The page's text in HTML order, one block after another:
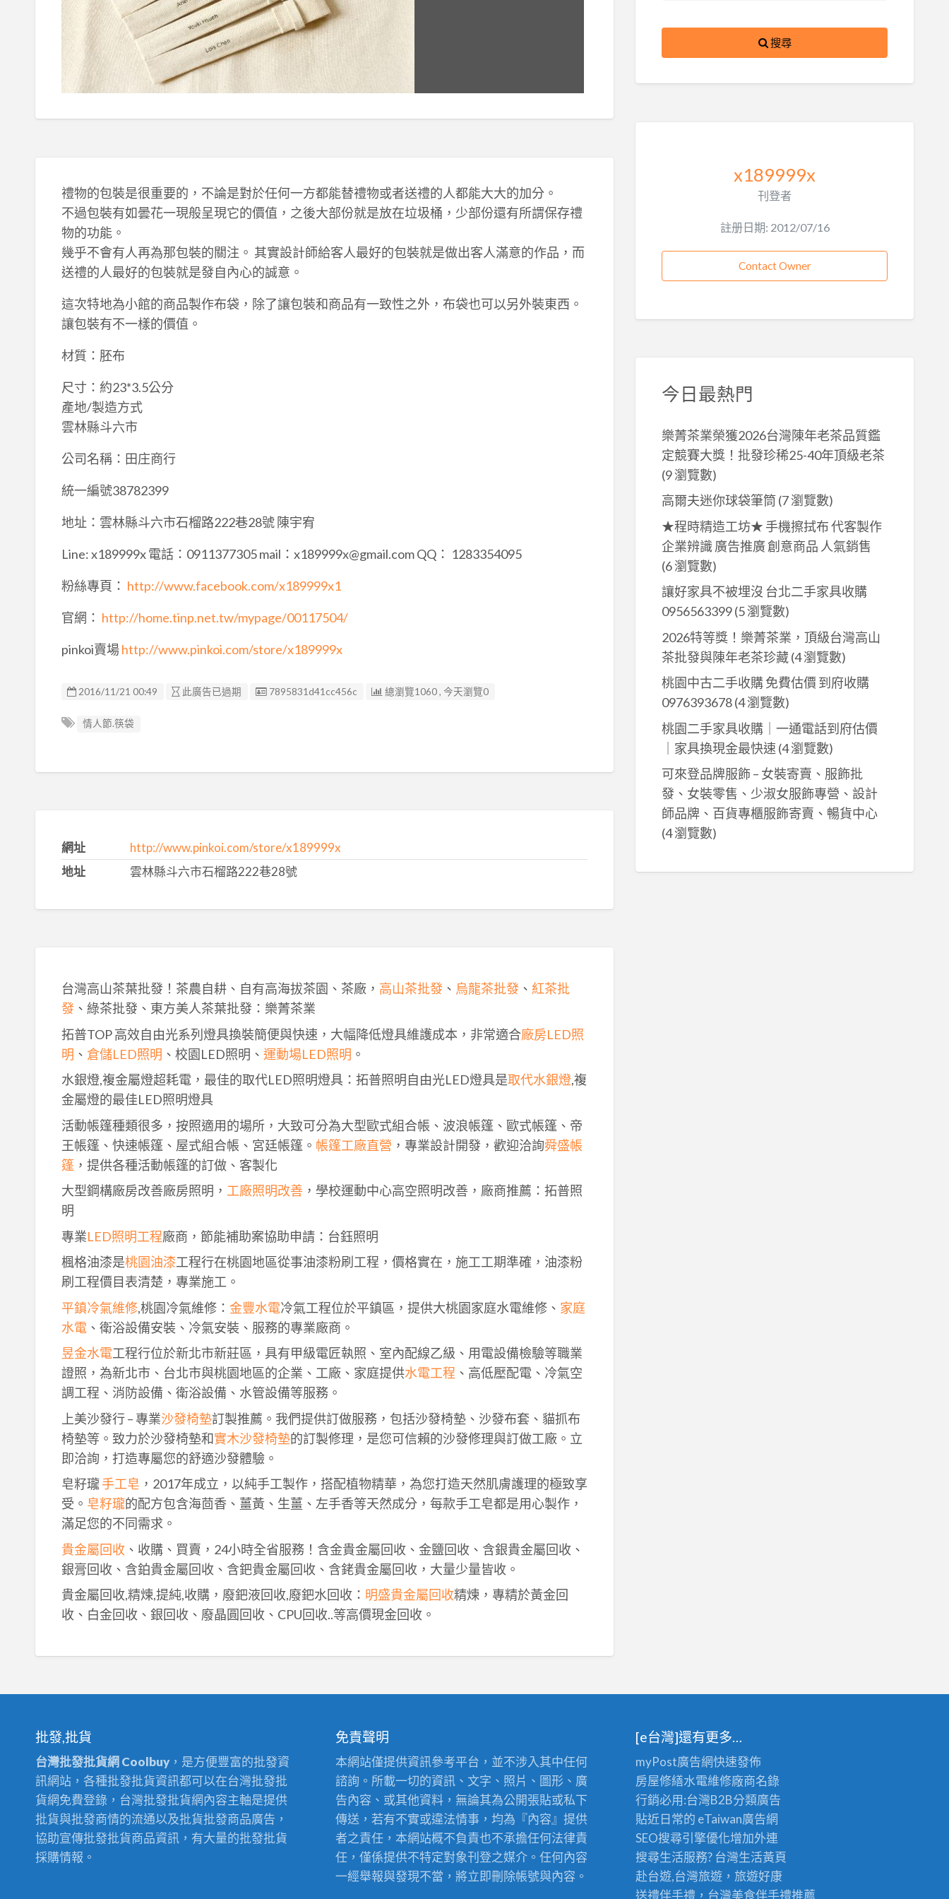
禮物的包裝是很重要的，不論是對於任何一方都能替禮物或者送禮的人都能大大的加分。
不過包裝有如曇花一現般呈現它的價值，之後大部份就是放在垃圾桶，少部份還有所謂保存禮
物的功能。
幾乎不會有人再為那包裝的關注。 其實設計師給客人最好的包裝就是做出客人滿意的作品，而
送禮的人最好的包裝就是發自內心的誠意。
這次特地為小館的商品製作布袋，除了讓包裝和商品有一致性之外，布袋也可以另外裝東西。
讓包裝有不一樣的價值。
材質：胚布
尺寸：約23*3.5公分
產地/製造方式
雲林縣斗六市
公司名稱：田庄商行
統一編號38782399
地址：雲林縣斗六市石榴路222巷28號 陳宇宥
Line: x189999x 電話：0911377305 mail：x189999x@gmail.com QQ： 1283354095
粉絲專頁： http://www.facebook.com/x189999x1
官網： http://home.tinp.net.tw/mypage/00117504/
pinkoi賣場http://www.pinkoi.com/store/x189999x
2016/11/21 00:49 此廣告已過期 廣告编號
7895831d41cc456c 總瀏覽1060 , 今天瀏覽0
情人節.筷袋
網址
http://www.pinkoi.com/store/x189999x
地址
雲林縣斗六市石榴路222巷28號
台灣高山茶葉批發！茶農自耕、自有高海拔茶園、茶廠， 高山茶批發、 烏龍茶批發、 紅茶批
發、綠茶批發、東方美人茶葉批發：樂菁茶業
拓普TOP 高效自由光系列燈具換裝簡便與快速，大幅降低燈具維護成本，非常適合廠房LED照
明 、 倉儲LED照明 、校園LED照明、 運動場LED照明 。
水銀燈,複金屬燈超耗電，最佳的取代LED照明燈具：拓普照明自由光LED燈具是取代水銀燈,複
金屬燈的最佳LED照明燈具
活動帳篷種類很多，按照適用的場所，大致可分為大型歐式組合帳、波浪帳篷、歐式帳篷、帝
王帳篷、快速帳篷、屋式組合帳、宮廷帳篷。 帳篷工廠直營 ，專業設計開發，歡迎洽詢舜盛帳
篷，提供各種活動帳篷的訂做、客製化
大型鋼構廠房改善廠房照明， 工廠照明改善，學校運動中心高空照明改善，廠商推薦：拓普照
明
專業LED照明工程廠商，節能補助案協助申請：台鈺照明
楓格油漆是桃園油漆工程行在桃園地區從事油漆粉刷工程，價格實在，施工工期準確，油漆粉
刷工程價目表清楚，專業施工。
平鎮冷氣維修,桃園冷氣維修： 金豐水電冷氣工程位於平鎮區，提供大桃園家庭水電維修、 家庭
水電、衛浴設備安裝、冷氣安裝、服務的專業廠商。
昱金水電工程行位於新北市新莊區，具有甲級電匠執照、室內配線乙級、用電設備檢驗等職業
證照，為新北市、台北市與桃園地區的企業、工廠、家庭提供水電工程 、高低壓配電、冷氣空
調工程、消防設備、衛浴設備、水管設備等服務。
上美沙發行 – 專業沙發椅墊訂製推薦。我們提供訂做服務，包括沙發椅墊、沙發布套、貓抓布
椅墊等。致力於沙發椅墊和實木沙發椅墊的訂製修理，是您可信賴的沙發修理與訂做工廠。立
即洽詢，打造專屬您的舒適沙發體驗。
皂籽瓏手工皂 ，2017年成立，以純手工製作，搭配植物精華，為您打造天然肌膚護理的極致享
受。 皂籽瓏的配方包含海茴香、薑黃、生薑、左手香等天然成分，每款手工皂都是用心製作，
滿足您的不同需求。
貴金屬回收、收購、買賣，24小時全省服務！含金貴金屬回收、金鹽回收、含銀貴金屬回收、
銀膏回收、含鉑貴金屬回收、含鈀貴金屬回收、含銠貴金屬回收，大量少量皆收。
貴金屬回收,精煉,提純,收購，廢鈀液回收,廢鈀水回收： 明盛貴金屬回收精煉，專精於黃金回
收、白金回收、銀回收、廢晶圓回收、CPU回收..等高價現金回收。
搜尋
x189999x
刊登者
註册日期: 2012/07/16
Contact Owner
今日最熱門
樂菁茶業榮獲2026台灣陳年老茶品質鑑
定競賽大獎！批發珍稀25-40年頂級老茶
(9 瀏覽數)
高爾夫迷你球袋筆筒(7 瀏覽數)
★程時精造工坊★ 手機擦拭布 代客製作
企業辨識 廣告推廣 創意商品 人氣銷售
(6 瀏覽數)
讓好家具不被埋沒 台北二手家具收購
0956563399(5 瀏覽數)
2026特等獎！樂菁茶業，頂級台灣高山
茶批發與陳年老茶珍藏(4 瀏覽數)
桃園中古二手收購 免費估價 到府收購
0976393678(4 瀏覽數)
桃園二手家具收購｜一通電話到府估價
｜家具換現金最快速 (4 瀏覽數)
可來登品牌服飾 – 女裝寄賣、服飾批
發、女裝零售、少淑女服飾專營、設計
師品牌、百貨專櫃服飾寄賣、暢貨中心
(4 瀏覽數)
批發,批貨
台灣批發批貨網 Coolbuy ，是方便豐富的批發資
訊網站，各種批發批貨資訊都可以在台灣批發批
貨網免費登錄，台灣批發批貨網內容主軸是提供
批貨與批發商情的流通以及批貨批發商品廣告，
協助宣傳批發批貨商品資訊，有大量的批發批貨
採購情報。
免責聲明
本網站僅提供資訊參考平台，並不涉入其中任何
諮詢。所載一切的資訊、文字、照片、圖形、廣
告內容、或其他資料，無論其為公開張貼或私下
傳送，若有不實或違法情事，均為『內容』提供
者之責任，本網站概不負責也不承擔任何法律責
任，僅係提供不特定對象刊登之媒介。任何內容
一經舉報與發現不當，將立即刪除帳號與內容。
[e台灣]還有更多…
myPost廣告網快速發佈
房屋修繕水電維修廠商名錄
行銷必用:台灣B2B分類廣告
貼近日常的 eTaiwan廣告網
SEO搜尋引擎優化增加外連
搜尋生活服務? 台灣生活黃頁
赴台遊,台灣旅遊 ，旅遊好康
送禮伴手禮，台灣美食伴手禮推薦